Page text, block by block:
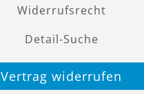
Widerrufsrecht
Detail-Suche
Vertrag widerrufen